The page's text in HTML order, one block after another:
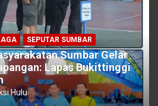
SEPUTAR SUMBAR
Sumbar Gelar
Lapas Bukittinggi
Hulu